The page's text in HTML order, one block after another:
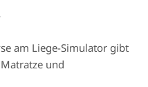
am Liege-Simulator gibt
und